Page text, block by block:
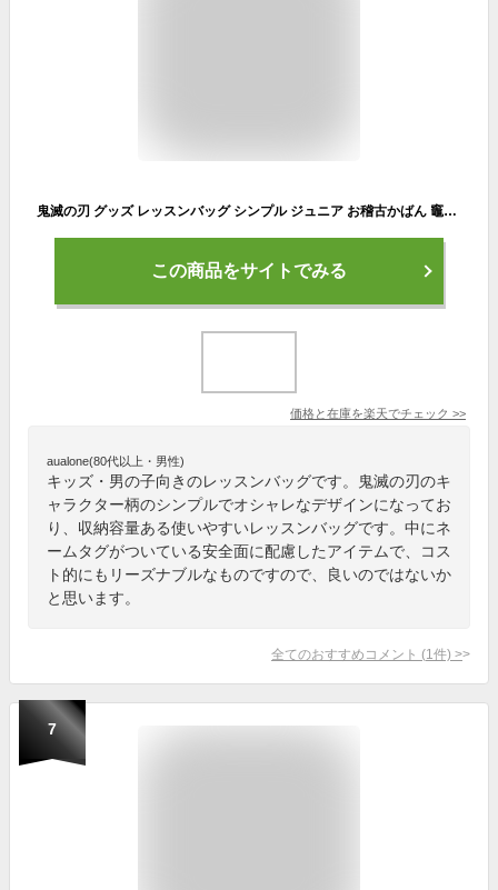
鬼滅の刃 グッズ レッスンバッグ シンプル ジュニア お稽古かばん 竈門炭治郎 新入学 少年ジャンプ タカラトミーアーツ 塾 習い事バッグ 男の子 アニメキャラクター シネマコレクション プレゼント 女の子 ギフト
この商品をサイトでみる
価格と在庫を楽天でチェック >>
aualone(80代以上・男性)
キッズ・男の子向きのレッスンバッグです。鬼滅の刃のキ
ャラクター柄のシンプルでオシャレなデザインになってお
り、収納容量ある使いやすいレッスンバッグです。中にネ
ームタグがついている安全面に配慮したアイテムで、コス
ト的にもリーズナブルなものですので、良いのではないか
と思います。
全てのおすすめコメント (1 件) >
7